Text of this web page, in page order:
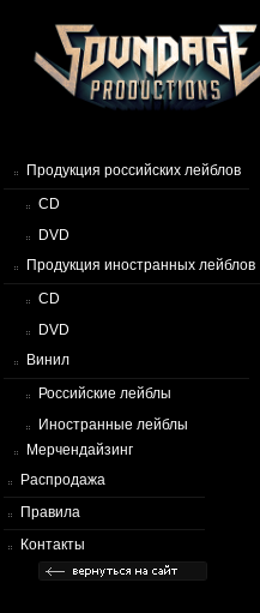
Продукция российских лейблов
CD
DVD
Продукция иностранных лейблов
CD
DVD
Винил
Российские лейблы
Иностранные лейблы
Мерчендайзинг
Распродажа
Правила
Контакты